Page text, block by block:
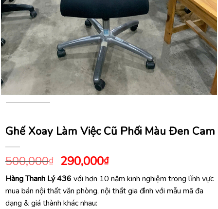
Ghế Xoay Làm Việc Cũ Phối Màu Đen Cam
500,000₫ Giá
gốc
là:
500,000₫.
290,000₫Giá
hiện
tại
là:
Hàng Thanh Lý 436 với hơn 10 năm kinh nghiệm trong lĩnh vực
mua bán nội thất văn phòng, nội thất gia đình với mẫu mã đa
dạng & giá thành khác nhau: